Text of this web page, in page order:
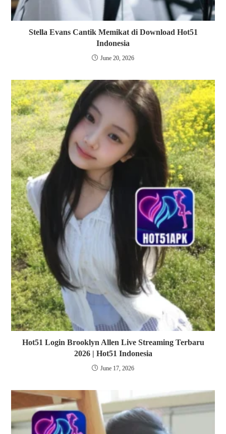
Stella Evans Cantik Memikat di Download Hot51
Indonesia
June 20, 2026
Hot51 Login Brooklyn Allen Live Streaming Terbaru
2026 | Hot51 Indonesia
June 17, 2026